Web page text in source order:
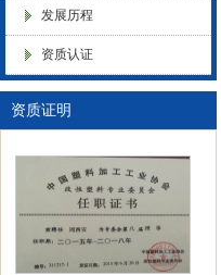
发展历程
资质认证
资质证明
金微纳米（杭州）有限公司搬